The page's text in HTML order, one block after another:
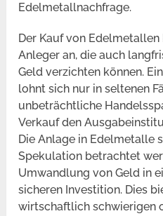
Edelmetallnachfrage.
Der Kauf von
Anleger an, die auch
Geld verzichten können.
lohnt sich nur in seltenen
unbeträchtliche
Verkauf den
Die Anlage in Edelmetalle
Spekulation betrachtet
Umwandlung von Geld in
sicheren Investition. Dies
wirtschaftlich schwierigen